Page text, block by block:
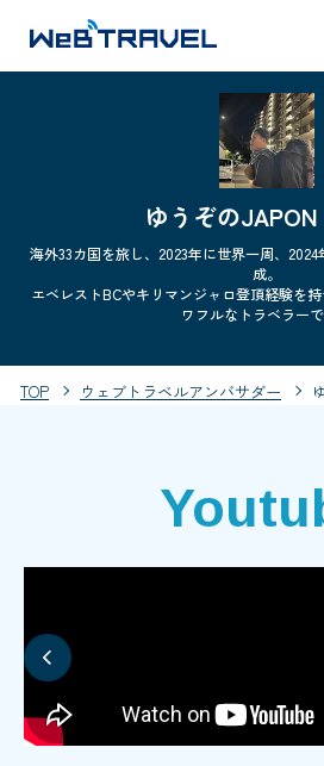
ゆうぞの
海外33カ国を旅し、2023年に世界一周、
成。
エベレストBCやキリマンジャロ登頂経験を
ワフルなトラベラーで
TOP ウェブトラベルアンバサダー